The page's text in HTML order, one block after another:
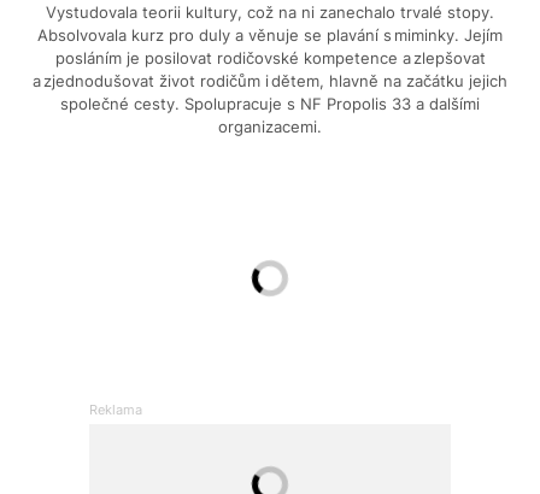
Vystudovala teorii kultury, což na ni zanechalo trvalé stopy.
Absolvovala kurz pro duly a věnuje se plavání s miminky. Jejím
posláním je posilovat rodičovské kompetence a zlepšovat
a zjednodušovat život rodičům i dětem, hlavně na začátku jejich
společné cesty. Spolupracuje s NF Propolis 33 a dalšími
organizacemi.